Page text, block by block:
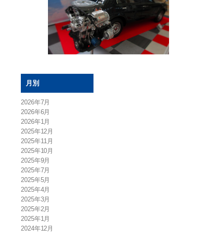
月別
2026年7月
2026年6月
2026年1月
2025年12月
2025年11月
2025年10月
2025年9月
2025年7月
2025年5月
2025年4月
2025年3月
2025年2月
2025年1月
2024年12月